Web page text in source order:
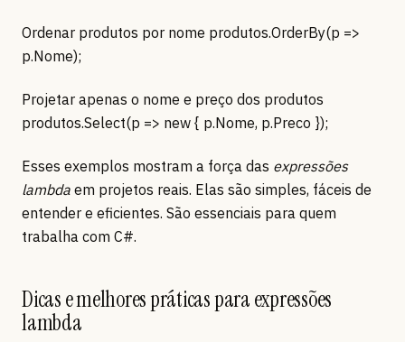
Ordenar produtos por nome produtos.OrderBy(p =>
p.Nome);
Projetar apenas o nome e preço dos produtos
produtos.Select(p => new { p.Nome, p.Preco });
Esses exemplos mostram a força das expressões
lambda em projetos reais. Elas são simples, fáceis de
entender e eficientes. São essenciais para quem
trabalha com C#.
Dicas e melhores práticas para expressões
lambda